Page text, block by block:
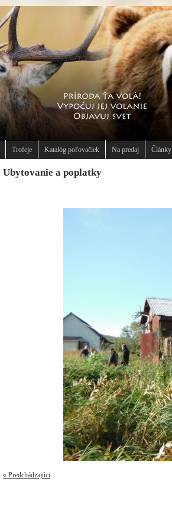
Trofeje Katalóg poľovačiek Na predaj Články
Ubytovanie a poplatky
« Predchádzajúci